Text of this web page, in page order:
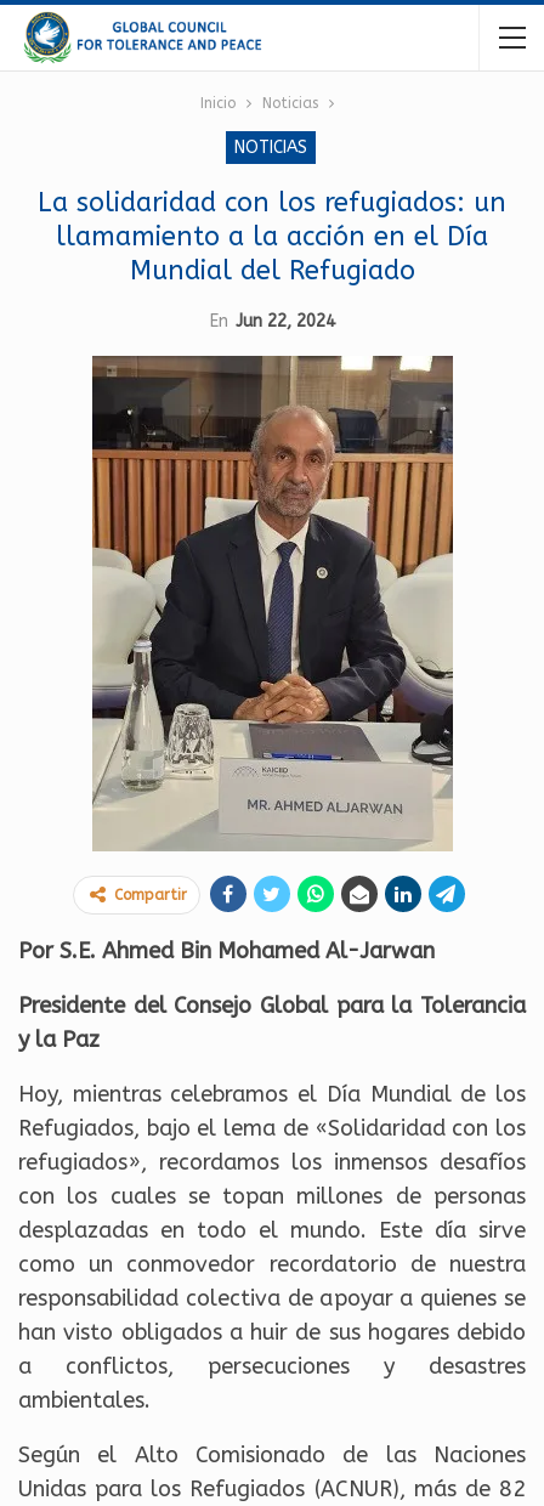
Inicio Noticias
NOTICIAS
La solidaridad con los refugiados: un
llamamiento a la acción en el Día
Mundial del Refugiado
En Jun 22, 2024
Compartir
Por S.E. Ahmed Bin Mohamed Al-Jarwan
Presidente del Consejo Global para la Tolerancia
y la Paz
Hoy, mientras celebramos el Día Mundial de los
Refugiados, bajo el lema de «Solidaridad con los
refugiados», recordamos los inmensos desafíos
con los cuales se topan millones de personas
desplazadas en todo el mundo. Este día sirve
como un conmovedor recordatorio de nuestra
responsabilidad colectiva de apoyar a quienes se
han visto obligados a huir de sus hogares debido
a conflictos, persecuciones y desastres
ambientales.
Según el Alto Comisionado de las Naciones
Unidas para los Refugiados (ACNUR), más de 82